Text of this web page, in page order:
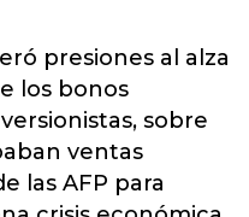
presiones al alza
los bonos
sobre
ventas
las AFP para